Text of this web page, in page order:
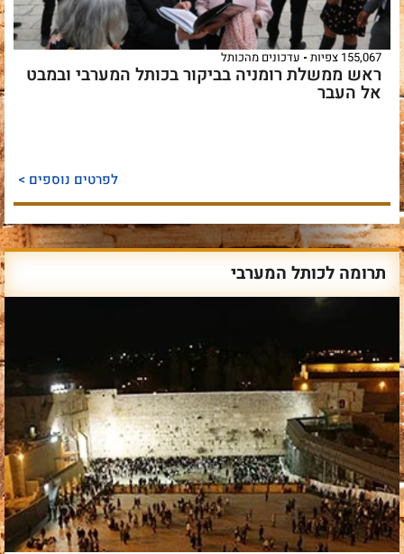
155,067 צפיות עדכונים מהכותל
ראש ממשלת רומניה בביקור בכותל המערבי ובמבט
אל העבר
לפרטים נוספים >
תרומה לכותל המערבי